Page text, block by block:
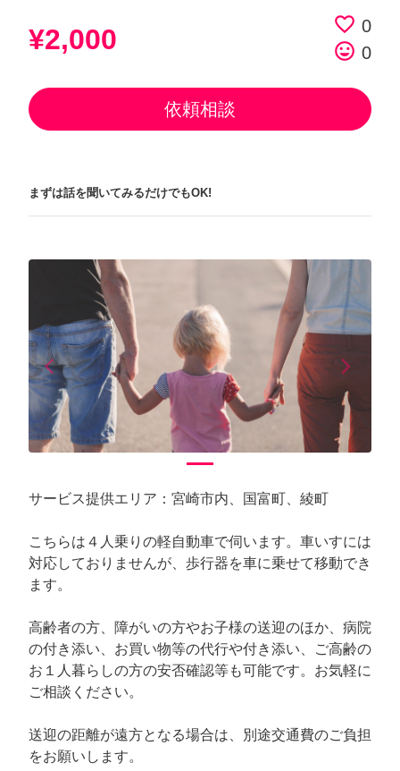
¥2,000 favorite_border 0
tag_faces 0
依頼相談
まずは話を聞いてみるだけでもOK!
arrow_back_iosPrevious arrow_forward_iosNext
サービス提供エリア：宮崎市内、国富町、綾町
こちらは４人乗りの軽自動車で伺います。車いすには
対応しておりませんが、歩行器を車に乗せて移動でき
ます。
高齢者の方、障がいの方やお子様の送迎のほか、病院
の付き添い、お買い物等の代行や付き添い、ご高齢の
お１人暮らしの方の安否確認等も可能です。お気軽に
ご相談ください。
送迎の距離が遠方となる場合は、別途交通費のご負担
をお願いします。